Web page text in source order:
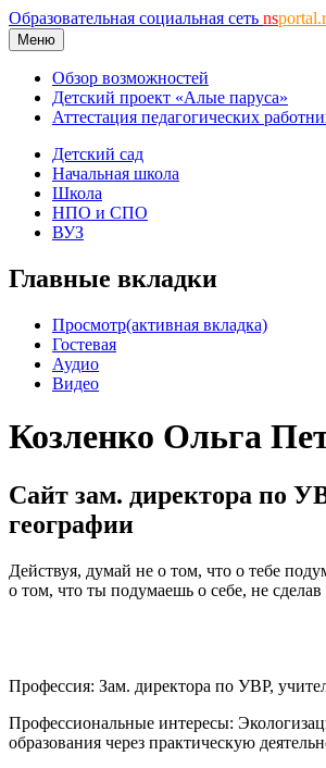
Образовательная социальная сеть ns
Меню
Обзор возможностей
Детский проект «Алые паруса»
Аттестация педагогических
Детский сад
Начальная школа
Школа
НПО и СПО
ВУЗ
Главные вкладки
Просмотр(активная вкладка)
Гостевая
Аудио
Видео
Козленко Ольга
Сайт зам. директора по
географии
Действуя, думай не о том, что о тебе
о том, что ты подумаешь о себе, не сделав
Профессия: Зам. директора по УВР,
Профессиональные интересы:
образования через практическую